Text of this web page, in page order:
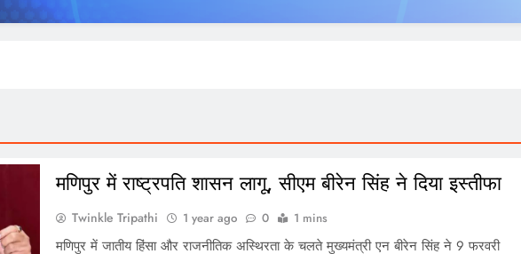
मणिपुर में राष्ट्रपति शासन लागू, सीएम बीरेन सिंह ने दिया इस्तीफा
Twinkle Tripathi 1 year ago 0 1 mins
मणिपुर में जातीय हिंसा और राजनीतिक अस्थिरता के चलते मुख्यमंत्री एन बीरेन सिंह ने 9 फरवरी